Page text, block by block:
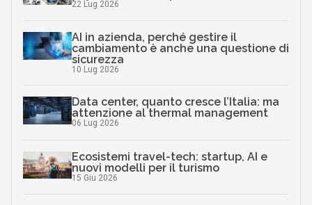
22 Lug 2026
AI in azienda, perché gestire il
cambiamento è anche una questione di
sicurezza
10 Lug 2026
Data center, quanto cresce l’Italia: ma
attenzione al thermal management
06 Lug 2026
Ecosistemi travel-tech: startup, AI e
nuovi modelli per il turismo
15 Giu 2026